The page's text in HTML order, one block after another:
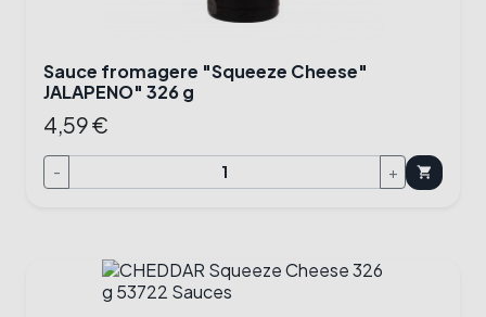
Sauce fromagere "Squeeze Cheese"
JALAPENO" 326 g
4,59 €
- + shopping_cart